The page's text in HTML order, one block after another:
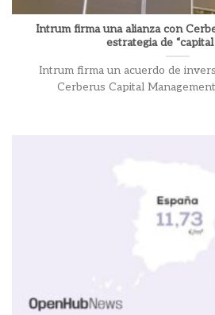
Intrum firma una alianza con
estrategia de
Intrum firma un acuerdo de
Cerberus Capital